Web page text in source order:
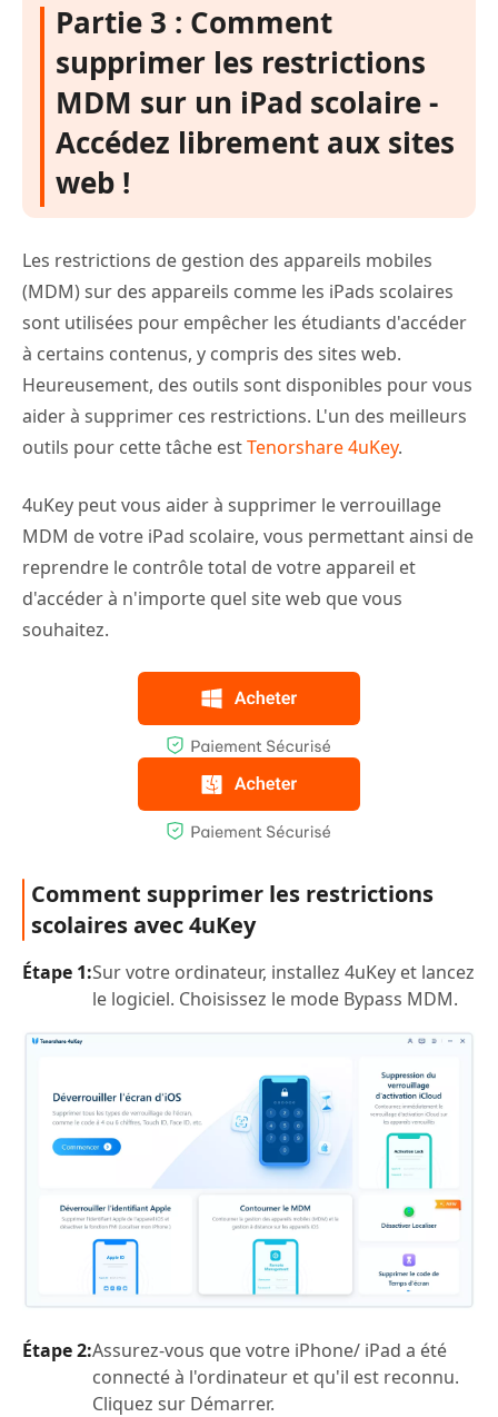
Partie 3 : Comment
supprimer les restrictions
MDM sur un iPad scolaire -
Accédez librement aux sites
web !
Les restrictions de gestion des appareils mobiles
(MDM) sur des appareils comme les iPads scolaires
sont utilisées pour empêcher les étudiants d'accéder
à certains contenus, y compris des sites web.
Heureusement, des outils sont disponibles pour vous
aider à supprimer ces restrictions. L'un des meilleurs
outils pour cette tâche estTenorshare 4uKey.
4uKey peut vous aider à supprimer le verrouillage
MDM de votre iPad scolaire, vous permettant ainsi de
reprendre le contrôle total de votre appareil et
d'accéder à n'importe quel site web que vous
souhaitez.
Comment supprimer les restrictions
scolaires avec 4uKey
Étape 1:Sur votre ordinateur, installez 4uKey et lancez
le logiciel. Choisissez le mode Bypass MDM.
Étape 2:Assurez-vous que votre iPhone/ iPad a été
connecté à l'ordinateur et qu'il est reconnu.
Cliquez sur Démarrer.